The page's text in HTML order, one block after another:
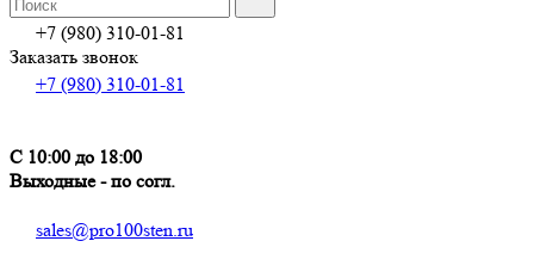
+7 (980) 310-01-81
Заказать звонок
+7 (980) 310-01-81
С 10:00 до 18:00
Выходные - по согл.
sales@pro100sten.ru